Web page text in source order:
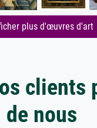
plus d'œuvres d'art
clients
de nous